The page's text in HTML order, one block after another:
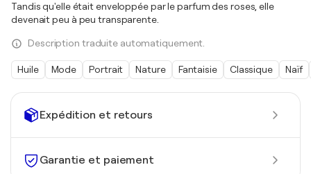
Expédition et retours
Garantie et paiement
Tandis qu'elle était enveloppée par le parfum des roses, elle
devenait peu à peu transparente.
Description traduite automatiquement.
Huile Mode Portrait Nature Fantaisie Classique Naïf